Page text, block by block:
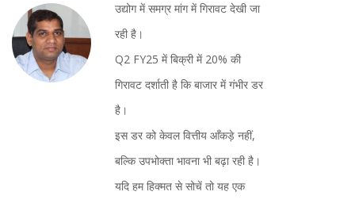
उद्योग में समग्र मांग में गिरावट देखी जा
रही है।
Q2 FY25 में बिक्री में 20% की
गिरावट दर्शाती है कि बाजार में गंभीर डर
है।
इस डर को केवल वित्तीय आँकड़े नहीं,
बल्कि उपभोक्ता भावना भी बढ़ा रही है।
यदि हम हिक्मत से सोचें तो यह एक